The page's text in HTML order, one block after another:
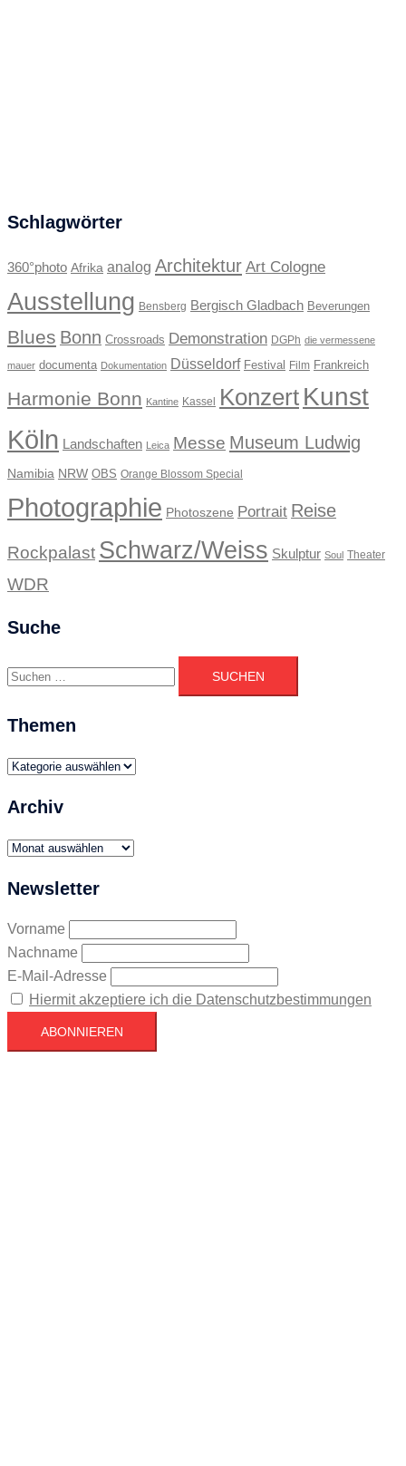
Schlagwörter
360°photo Afrika analog Architektur Art Cologne
Ausstellung Bensberg Bergisch Gladbach Beverungen
Blues Bonn Crossroads Demonstration DGPh die vermessene
mauer documenta Dokumentation Düsseldorf Festival Film Frankreich
Harmonie Bonn Kantine Kassel Konzert Kunst
Köln Landschaften Leica Messe Museum Ludwig
Namibia NRW OBS Orange Blossom Special
Photographie Photoszene Portrait Reise
Rockpalast Schwarz/Weiss Skulptur Soul Theater
WDR
Suche
Suchen
nach:
Themen
Themen
Archiv
Archiv
Newsletter
Vorname
Nachname
E-Mail-Adresse
Hiermit akzeptiere ich die Datenschutzbestimmungen